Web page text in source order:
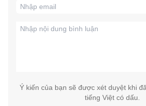
Ý kiến của bạn sẽ được xét duyệt khi
tiếng Việt có dấu.